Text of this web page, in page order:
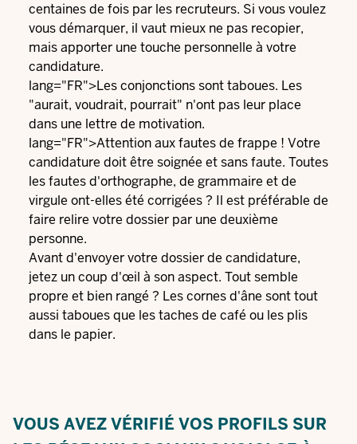
centaines de fois par les recruteurs. Si vous voulez
vous démarquer, il vaut mieux ne pas recopier,
mais apporter une touche personnelle à votre
candidature.
lang="FR">Les conjonctions sont taboues. Les
"aurait, voudrait, pourrait" n'ont pas leur place
dans une lettre de motivation.
lang="FR">Attention aux fautes de frappe ! Votre
candidature doit être soignée et sans faute. Toutes
les fautes d'orthographe, de grammaire et de
virgule ont-elles été corrigées ? Il est préférable de
faire relire votre dossier par une deuxième
personne.
Avant d'envoyer votre dossier de candidature,
jetez un coup d'œil à son aspect. Tout semble
propre et bien rangé ? Les cornes d'âne sont tout
aussi taboues que les taches de café ou les plis
dans le papier.
VOUS AVEZ VÉRIFIÉ VOS PROFILS SUR